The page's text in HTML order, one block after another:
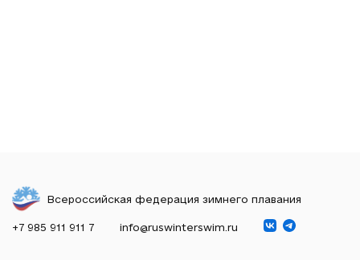
Всероссийская федерация зимнего плавания
+7 985 911 911 7 info@ruswinterswim.ru